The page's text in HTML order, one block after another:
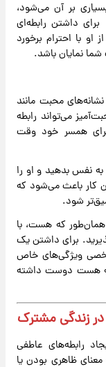
بر آن می‌شود،
داشتن رابطه‌ای
او با احترام برخورد
شما نمایان باشد.
محبت مانند
می‌تواند رابطه
همسر خود وقت
نفس بدهید و او را
کار باعث می‌شود که
شود.
که هست، با
برای داشتن یک
شخصی ویژگی‌های خاص
که هست دوست داشته
رابطه‌های عاطفی
ظاهری بودن یا